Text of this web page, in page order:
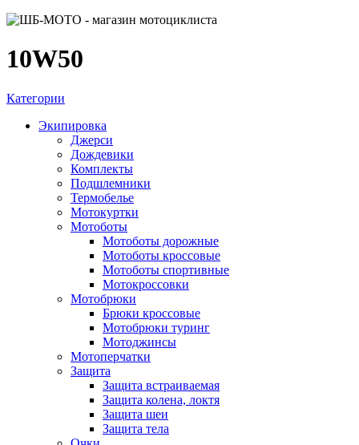
10W50
Категории
Экипировка
Джерси
Дождевики
Комплекты
Подшлемники
Термобелье
Мотокуртки
Мотоботы
Мотоботы дорожные
Мотоботы кроссовые
Мотоботы спортивные
Мотокроссовки
Мотобрюки
Брюки кроссовые
Мотобрюки туринг
Мотоджинсы
Мотоперчатки
Защита
Защита встраиваемая
Защита колена, локтя
Защита шеи
Защита тела